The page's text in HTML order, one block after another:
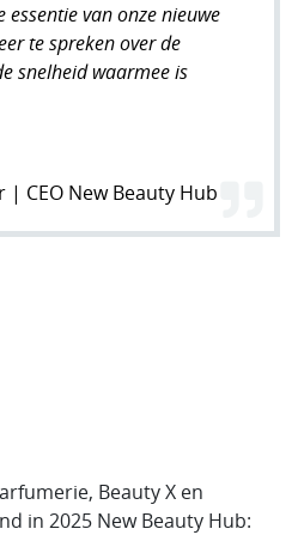
van onze nieuwe
te spreken over de
snelheid waarmee is
| CEO New Beauty Hub
Beauty X en
in 2025 New Beauty Hub: